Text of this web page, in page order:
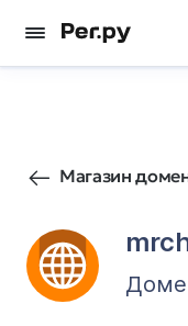
Магазин